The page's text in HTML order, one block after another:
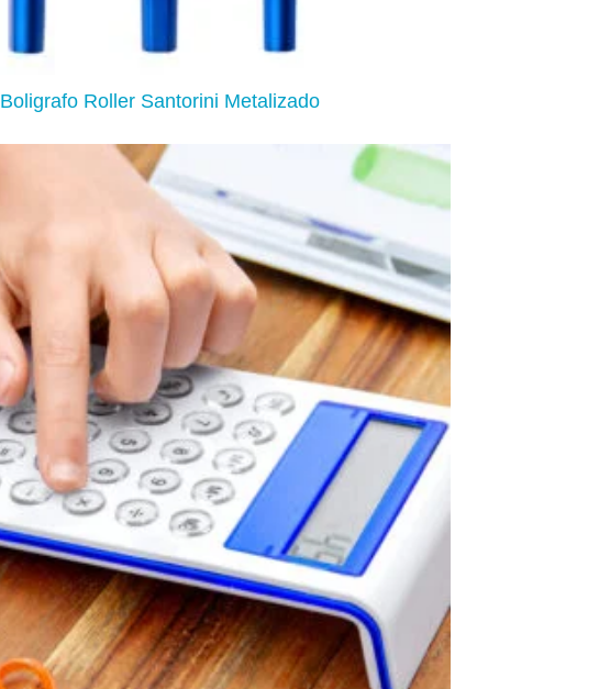
Boligrafo Roller Santorini Metalizado